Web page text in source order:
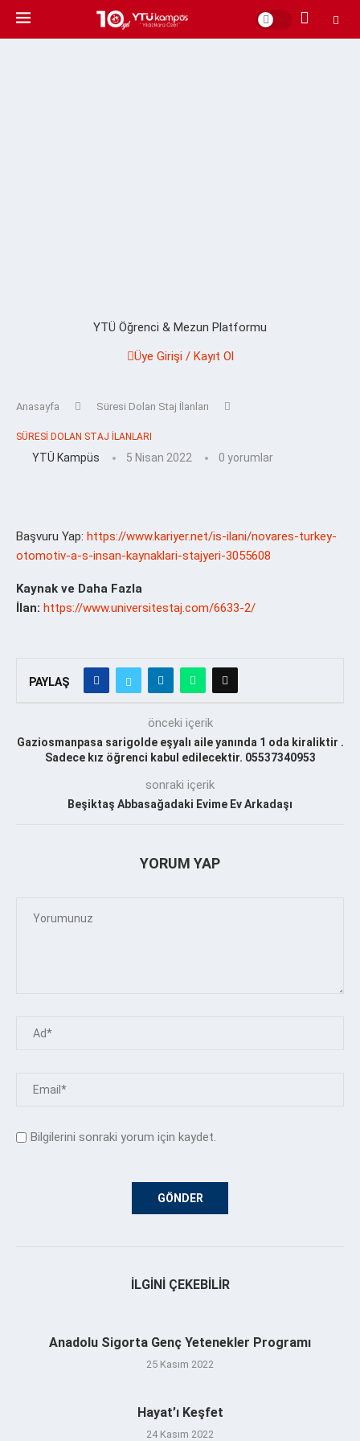
YTÜ Öğrenci & Mezun Platformu
Üye Girişi / Kayıt Ol
Anasayfa Süresi Dolan Staj İlanları
SÜRESI DOLAN STAJ İLANLARI
YTÜ Kampüs 5 Nisan 2022 0 yorumlar
Başvuru Yap: https://www.kariyer.net/is-ilani/novares-turkey-
otomotiv-a-s-insan-kaynaklari-stajyeri-3055608
Kaynak ve Daha Fazla
İlan: https://www.universitestaj.com/6633-2/
PAYLAŞ
önceki içerik
Gaziosmanpasa sarigolde eşyalı aile yanında 1 oda kiraliktir .
Sadece kız öğrenci kabul edilecektir. 05537340953
sonraki içerik
Beşiktaş Abbasağadaki Evime Ev Arkadaşı
YORUM YAP
Bilgilerini sonraki yorum için kaydet.
İLGINI ÇEKEBILIR
Anadolu Sigorta Genç Yetenekler Programı
25 Kasım 2022
Hayat’ı Keşfet
24 Kasım 2022